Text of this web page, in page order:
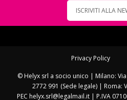
ISCRIVITI ALLA
Privacy Policy
© Helyx srl a socio unico | Milano:
2772 991 (Sede legale) | Roma:
PEC helyx.srl@legalmail.it | P.IVA